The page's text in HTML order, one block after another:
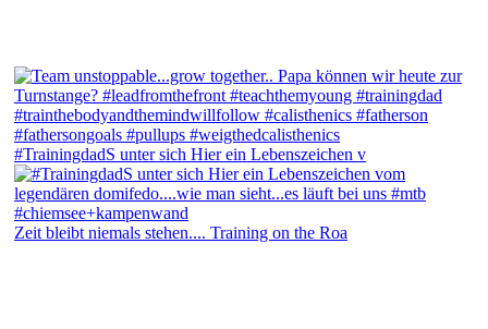
#TrainingdadS unter sich Hier ein Lebenszeichen v
Zeit bleibt niemals stehen.... Training on the Roa